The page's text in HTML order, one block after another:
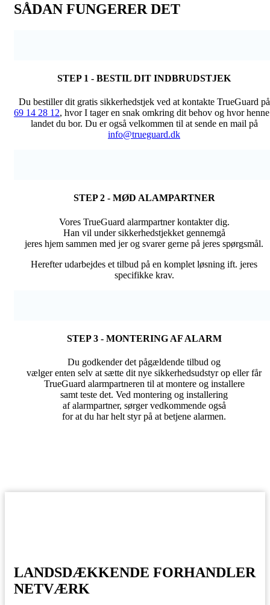
SÅDAN FUNGERER DET
STEP 1 - BESTIL DIT INDBRUDSTJEK
Du bestiller dit gratis sikkerhedstjek ved at kontakte TrueGuard på
69 14 28 12, hvor I tager en snak omkring dit behov og hvor
landet du bor. Du er også velkommen til at sende en mail på
info@trueguard.dk
STEP 2 - MØD ALAMPARTNER
Vores TrueGuard alarmpartner kontakter dig.
Han vil under sikkerhedstjekket gennemgå
jeres hjem sammen med jer og svarer gerne på jeres spørgsmål.
Herefter udarbejdes et tilbud på en komplet løsning ift. jeres
specifikke krav.
STEP 3 - MONTERING AF ALARM
Du godkender det pågældende tilbud og
vælger enten selv at sætte dit nye sikkerhedsudstyr op eller får
TrueGuard alarmpartneren til at montere og installere
samt teste det. Ved montering og installering
af alarmpartner, sørger vedkommende også
for at du har helt styr på at betjene alarmen.
LANDSDÆKKENDE FORHANDLER
NETVÆRK